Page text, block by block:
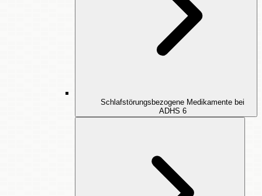
Schlafstörungsbezogene Medikamente bei
ADHS 6